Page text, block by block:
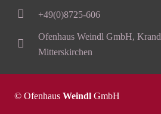
+49(0)8725-606
Ofenhaus Weindl GmbH,
Mitterskirchen
© Ofenhaus Weindl GmbH